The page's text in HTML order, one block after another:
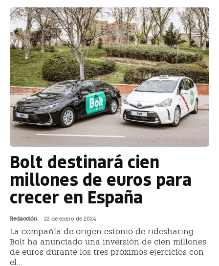
Bolt destinará cien
millones de euros para
crecer en España
Redacción - 22 de enero de 2024
La compañía de origen estonio de ridesharing
Bolt ha anunciado una inversión de cien millones
de euros durante los tres próximos ejercicios con
el...